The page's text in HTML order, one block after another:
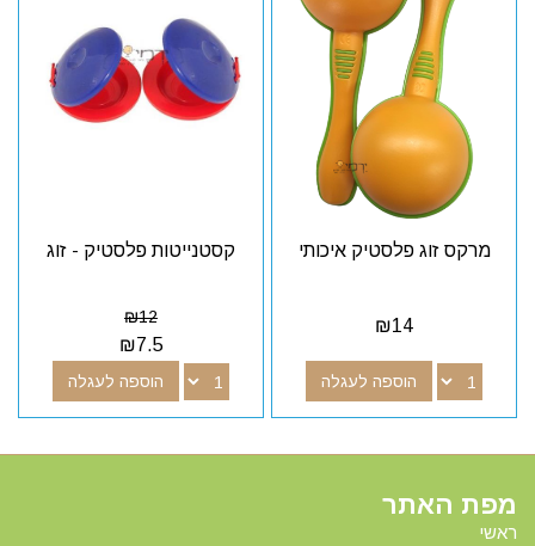
מרקס זוג פלסטיק איכותי
₪14
הוספה לעגלה
קסטנייטות פלסטיק - זוג
₪12
₪7.5
הוספה לעגלה
מפת האתר
ראשי